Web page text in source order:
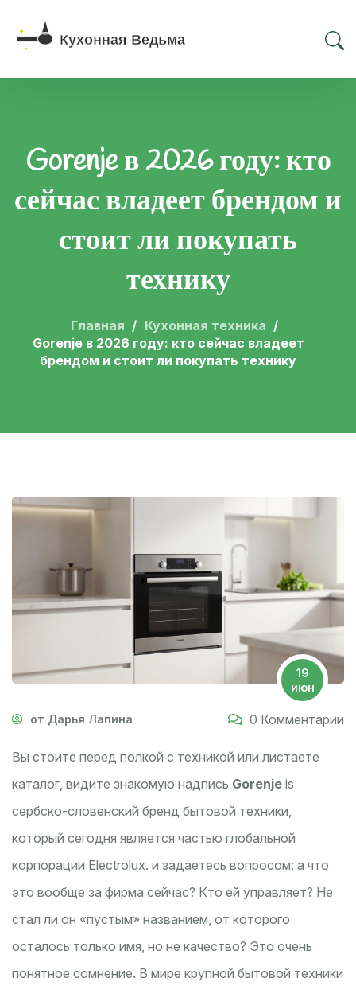
Gorenje в 2026 году: кто
сейчас владеет брендом и
стоит ли покупать
технику
Главная
Кухонная техника
Gorenje в 2026 году: кто сейчас владеет
брендом и стоит ли покупать технику
19
июн
от Дарья Лапина 0 Комментарии
Вы стоите перед полкой с техникой или листаете
каталог, видите знакомую надпись Gorenje is
сербско-словенский бренд бытовой техники,
который сегодня является частью глобальной
корпорации Electrolux. и задаетесь вопросом: а что
это вообще за фирма сейчас? Кто ей управляет? Не
стал ли он «пустым» названием, от которого
осталось только имя, но не качество? Это очень
понятное сомнение. В мире крупной бытовой техники